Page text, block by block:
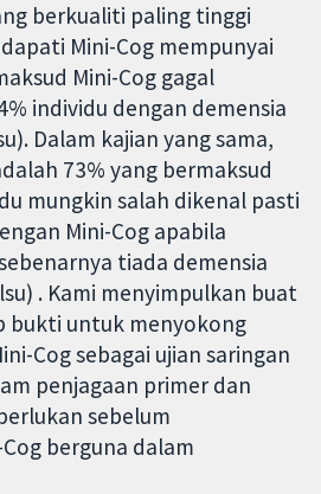
berkualiti paling tinggi
Mini-Cog mempunyai
Mini-Cog gagal
individu dengan demensia
Dalam kajian yang sama,
73% yang bermaksud
mungkin salah dikenal pasti
Mini-Cog apabila
tiada demensia
. Kami menyimpulkan buat
bukti untuk menyokong
Cog sebagai ujian saringan
penjagaan primer dan
sebelum
berguna dalam